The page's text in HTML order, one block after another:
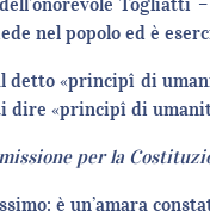
nel popolo ed è
detto «principî di
dire «principî di
per la
è un’amara